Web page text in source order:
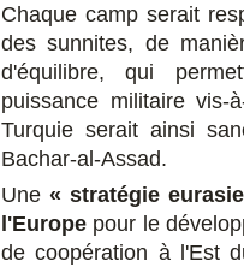
Chaque camp serait
des sunnites, de
d'équilibre, qui
puissance militaire
Turquie serait ainsi
Bachar-al-Assad.
Une« stratégie
l'Europe pour le
de coopération à l'Est